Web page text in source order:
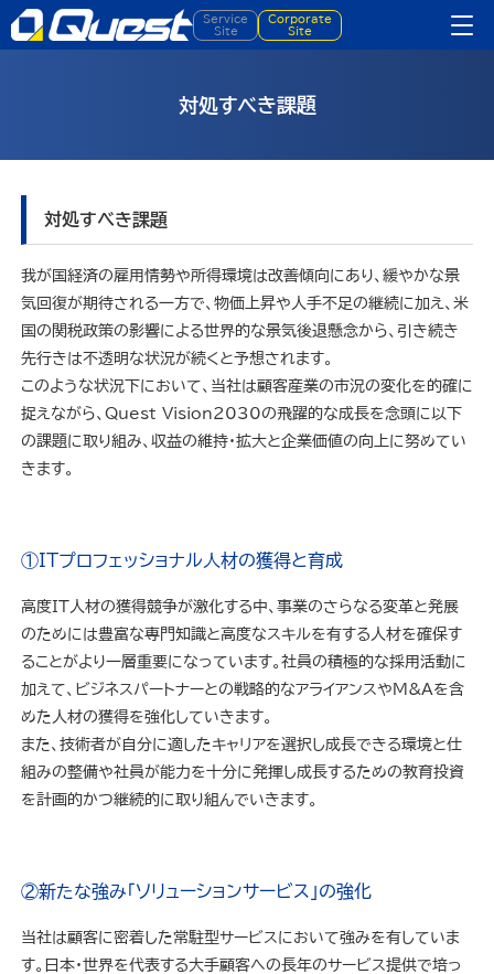
Service
Site
Corporate
Site
対処すべき課題
対処すべき課題
我が国経済の雇用情勢や所得環境は改善傾向にあり、緩やかな景
気回復が期待される一方で、物価上昇や人手不足の継続に加え、米
国の関税政策の影響による世界的な景気後退懸念から、引き続き
先行きは不透明な状況が続くと予想されます。
このような状況下において、当社は顧客産業の市況の変化を的確に
捉えながら、Quest Vision2030の飛躍的な成長を念頭に以下
の課題に取り組み、収益の維持・拡大と企業価値の向上に努めてい
きます。
①ITプロフェッショナル人材の獲得と育成
高度IT人材の獲得競争が激化する中、事業のさらなる変革と発展
のためには豊富な専門知識と高度なスキルを有する人材を確保す
ることがより一層重要になっています。社員の積極的な採用活動に
加えて、ビジネスパートナーとの戦略的なアライアンスやM&Aを含
めた人材の獲得を強化していきます。
また、技術者が自分に適したキャリアを選択し成長できる環境と仕
組みの整備や社員が能力を十分に発揮し成長するための教育投資
を計画的かつ継続的に取り組んでいきます。
②新たな強み「ソリューションサービス」の強化
当社は顧客に密着した常駐型サービスにおいて強みを有していま
す。日本・世界を代表する大手顧客への長年のサービス提供で培っ